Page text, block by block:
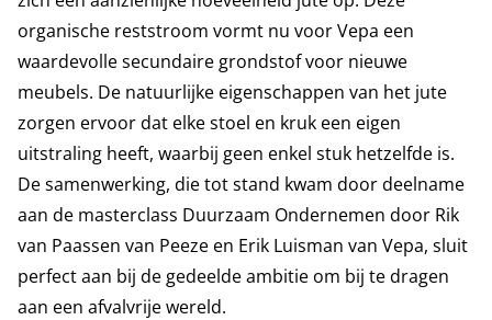
organische reststroom vormt nu voor Vepa een
waardevolle secundaire grondstof voor nieuwe
meubels. De natuurlijke eigenschappen van het jute
zorgen ervoor dat elke stoel en kruk een eigen
uitstraling heeft, waarbij geen enkel stuk hetzelfde is.
De samenwerking, die tot stand kwam door deelname
aan de masterclass Duurzaam Ondernemen door Rik
van Paassen van Peeze en Erik Luisman van Vepa, sluit
perfect aan bij de gedeelde ambitie om bij te dragen
aan een afvalvrije wereld.